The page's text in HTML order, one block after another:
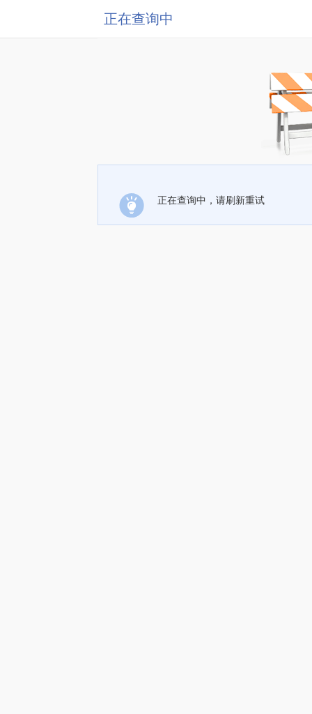
正在查询中
正在查询中，请刷新重试